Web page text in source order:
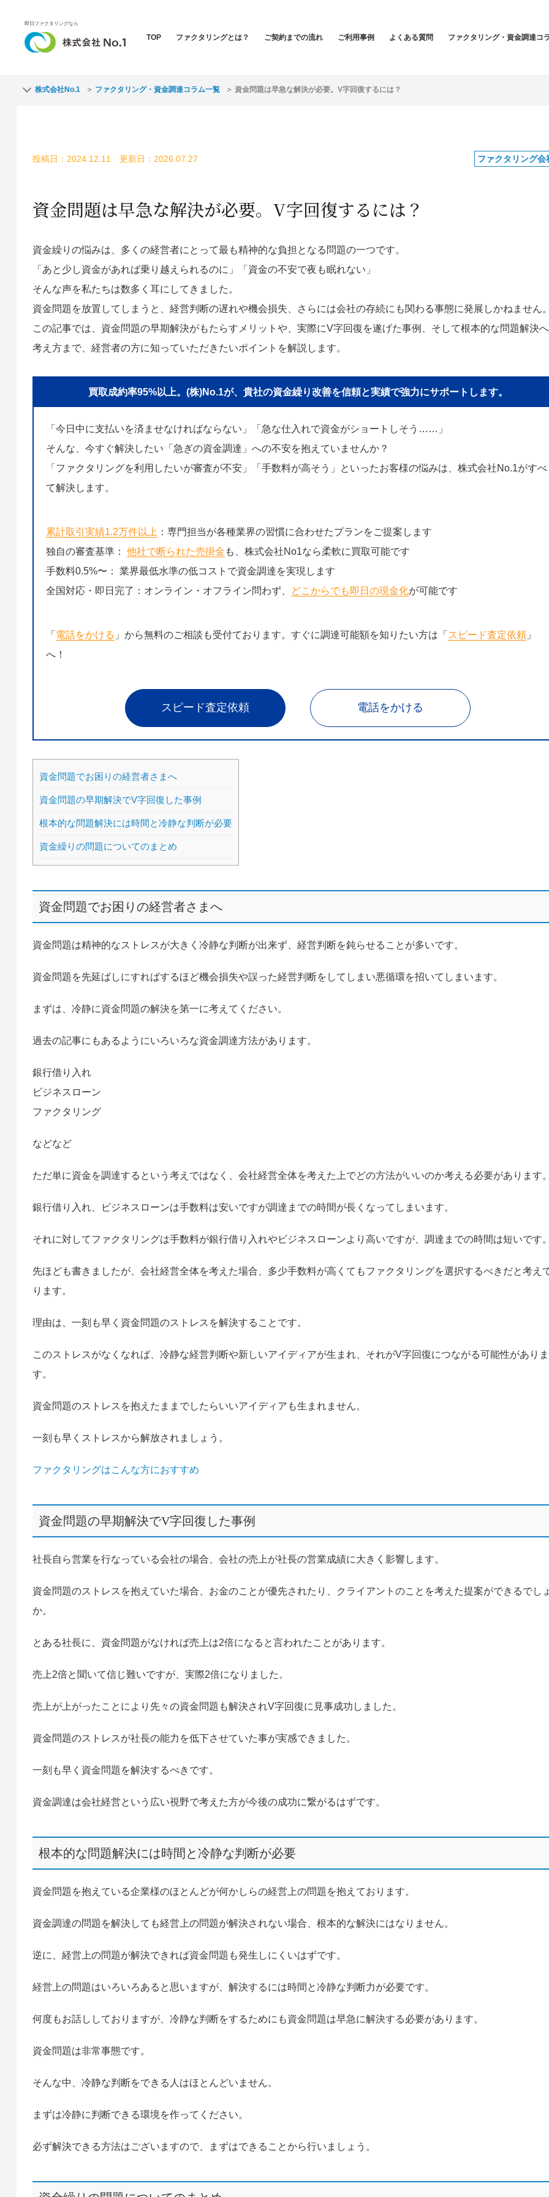
即日ファクタリングなら
TOP ファクタリングとは？ ご契約までの流れ ご利用事例 よくある質問 ファクタリング・資金調達コ
株式会社No.1 ファクタリング・資金調達コラム一覧 資金問題は早急な解決が必要。V字回復するには？
投稿日：2024.12.11 更新日：2026.07.27 ファクタリング会
資金問題は早急な解決が必要。V字回復するには？
資金繰りの悩みは、多くの経営者にとって最も精神的な負担となる問題の一つです。
「あと少し資金があれば乗り越えられるのに」「資金の不安で夜も眠れない」
そんな声を私たちは数多く耳にしてきました。
資金問題を放置してしまうと、経営判断の遅れや機会損失、さらには会社の存続にも関わる事態に発展しかねません
この記事では、資金問題の早期解決がもたらすメリットや、実際にV字回復を遂げた事例、そして根本的な問題解決
考え方まで、経営者の方に知っていただきたいポイントを解説します。
買取成約率95%以上。(株)No.1が、貴社の資金繰り改善を信頼と実績で強力にサポートします。
「今日中に支払いを済ませなければならない」「急な仕入れで資金がショートしそう……」
そんな、今すぐ解決したい「急ぎの資金調達」への不安を抱えていませんか？
「ファクタリングを利用したいが審査が不安」「手数料が高そう」といったお客様の悩みは、株式会社No.1がすべ
て解決します。
累計取引実績1.2万件以上 ：専門担当が各種業界の習慣に合わせたプランをご提案します
独自の審査基準： 他社で断られた売掛金 も、株式会社No1なら柔軟に買取可能です
手数料0.5%〜： 業界最低水準の低コストで資金調達を実現します
全国対応・即日完了：オンライン・オフライン問わず、
どこからでも即日の現金化が可能です
「 電話をかける 」から無料のご相談も受付ております。すぐに調達可能額を知りたい方は「 スピード査定依頼」
へ！
スピード査定依頼 電話をかける
資金問題でお困りの経営者さまへ
資金問題の早期解決でV字回復した事例
根本的な問題解決には時間と冷静な判断が必要
資金繰りの問題についてのまとめ
資金問題でお困りの経営者さまへ
資金問題は精神的なストレスが大きく冷静な判断が出来ず、経営判断を鈍らせることが多いです。
資金問題を先延ばしにすればするほど機会損失や誤った経営判断をしてしまい悪循環を招いてしまいます。
まずは、冷静に資金問題の解決を第一に考えてください。
過去の記事にもあるようにいろいろな資金調達方法があります。
銀行借り入れ
ビジネスローン
ファクタリング
などなど
ただ単に資金を調達するという考えではなく、会社経営全体を考えた上でどの方法がいいのか考える必要があります
銀行借り入れ、ビジネスローンは手数料は安いですが調達までの時間が長くなってしまいます。
それに対してファクタリングは手数料が銀行借り入れやビジネスローンより高いですが、調達までの時間は短いです
先ほども書きましたが、会社経営全体を考えた場合、多少手数料が高くてもファクタリングを選択するべきだと考え
ります。
理由は、一刻も早く資金問題のストレスを解決することです。
このストレスがなくなれば、冷静な経営判断や新しいアイディアが生まれ、それがV字回復につながる可能性がありま
す。
資金問題のストレスを抱えたままでしたらいいアイディアも生まれません。
一刻も早くストレスから解放されましょう。
ファクタリングはこんな方におすすめ
資金問題の早期解決でV字回復した事例
社長自ら営業を行なっている会社の場合、会社の売上が社長の営業成績に大きく影響します。
資金問題のストレスを抱えていた場合、お金のことが優先されたり、クライアントのことを考えた提案ができるでし
か。
とある社長に、資金問題がなければ売上は2倍になると言われたことがあります。
売上2倍と聞いて信じ難いですが、実際2倍になりました。
売上が上がったことにより先々の資金問題も解決されV字回復に見事成功しました。
資金問題のストレスが社長の能力を低下させていた事が実感できました。
一刻も早く資金問題を解決するべきです。
資金調達は会社経営という広い視野で考えた方が今後の成功に繋がるはずです。
根本的な問題解決には時間と冷静な判断が必要
資金問題を抱えている企業様のほとんどが何かしらの経営上の問題を抱えております。
資金調達の問題を解決しても経営上の問題が解決されない場合、根本的な解決にはなりません。
逆に、経営上の問題が解決できれば資金問題も発生しにくいはずです。
経営上の問題はいろいろあると思いますが、解決するには時間と冷静な判断力が必要です。
何度もお話ししておりますが、冷静な判断をするためにも資金問題は早急に解決する必要があります。
資金問題は非常事態です。
そんな中、冷静な判断をできる人はほとんどいません。
まずは冷静に判断できる環境を作ってください。
必ず解決できる方法はございますので、まずはできることから行いましょう。